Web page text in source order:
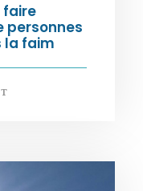
faire
personnes
la faim